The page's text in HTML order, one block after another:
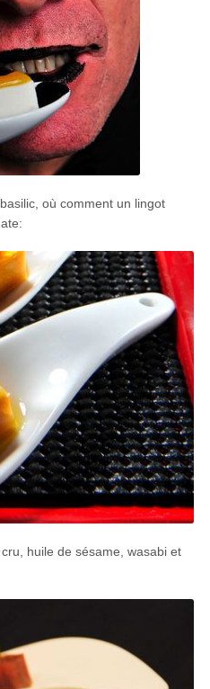
où comment un lingot
huile de sésame, wasabi et